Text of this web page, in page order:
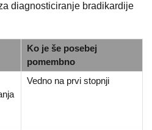
diagnosticiranje bradikardije
Ko je še posebej
pomembno
Vedno na prvi stopnji